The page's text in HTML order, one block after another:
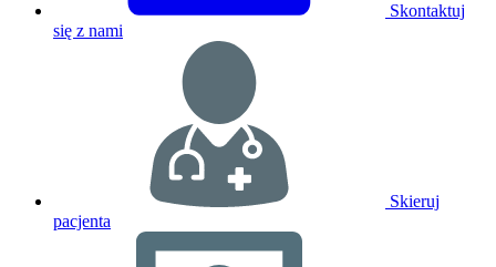
Skontaktuj
się z nami
Skieruj
pacjenta